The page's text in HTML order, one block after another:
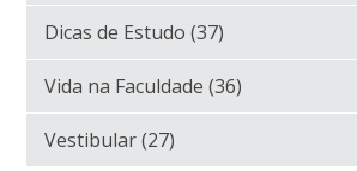
Dicas de Estudo(37)
Vida na Faculdade(36)
Vestibular(27)